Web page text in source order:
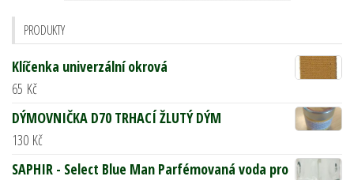
PRODUKTY
Klíčenka univerzální okrová
65 Kč
DÝMOVNIČKA D70 TRHACÍ ŽLUTÝ DÝM
130 Kč
SAPHIR - Select Blue Man Parfémovaná voda pro